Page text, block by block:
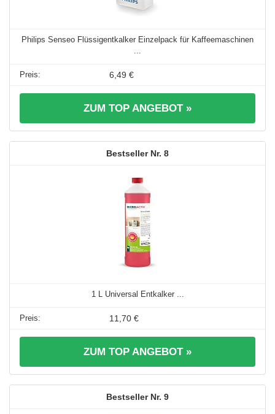
Philips Senseo Flüssigentkalker Einzelpack für Kaffeemaschinen
...
6,49 €
ZUM TOP ANGEBOT »
8
1 L Universal Entkalker ...
11,70 €
ZUM TOP ANGEBOT »
9